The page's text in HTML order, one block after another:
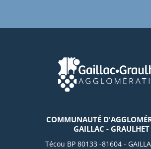
COMMUNAUTÉ
GAILLAC - GRAULHET
Técou BP 80133 -81604 -